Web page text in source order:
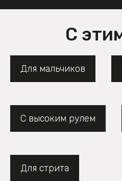
С
Для мальчиков
С высоким рулем
Для стрита